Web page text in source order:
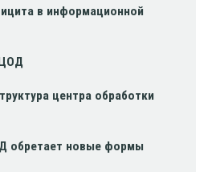
в информационной
центра обработки
обретает новые формы